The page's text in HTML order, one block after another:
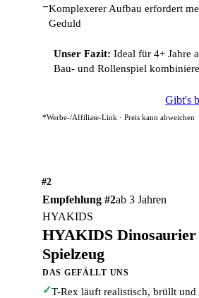
−Komplexerer Aufbau erfordert
Geduld
Unser Fazit: Ideal für 4+ Jahre
Bau- und Rollenspiel
Gibt's
*Werbe-/Affiliate-Link · Preis kann abweichen
#2
Empfehlung #2ab 3 Jahren
HYAKIDS
HYAKIDS Dinosaurier
Spielzeug
DAS GEFÄLLT UNS
✓T-Rex läuft realistisch, brüllt